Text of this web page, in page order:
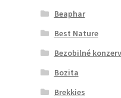
Beaphar
Best Nature
Bezobilné
Bozita
Brekkies